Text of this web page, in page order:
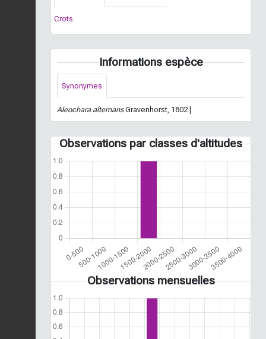
Crots
Informations espèce
Synonymes
Aleochara alternansGravenhorst, 1802 |
Observations par classes d'altitudes
Observations mensuelles